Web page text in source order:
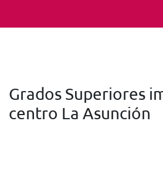
Grados Superiores
centro La Asunción